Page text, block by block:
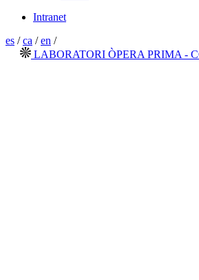
Intranet
es /ca /en /
LABORATORI ÒPERA PRIMA -